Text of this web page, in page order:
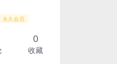
永久会员
0
收藏